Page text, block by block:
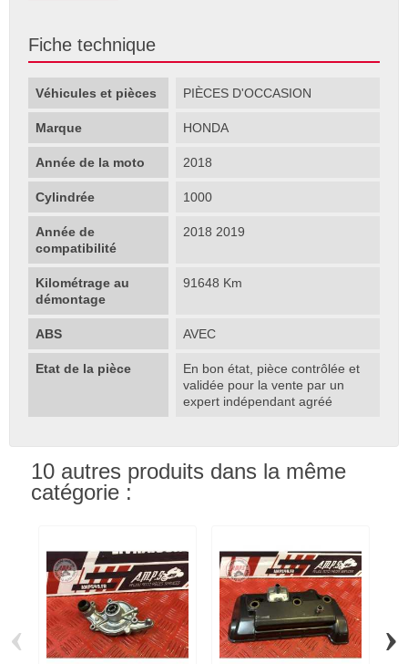
Fiche technique
Véhicules et pièces PIÈCES D'OCCASION
Marque HONDA
Année de la moto 2018
Cylindrée 1000
Année de
compatibilité
2018 2019
Kilométrage au
démontage
91648 Km
ABS AVEC
Etat de la pièce
En bon état, pièce contrôlée et
validée pour la vente par un
expert indépendant agréé
10 autres produits dans la même
catégorie :
‹ ›